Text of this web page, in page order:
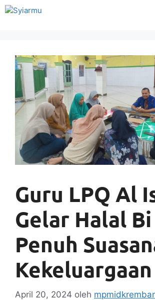
Langsung
Guru LPQ Al
Gelar Halal
Penuh
Kekeluargaan
April 20, 2024 oleh